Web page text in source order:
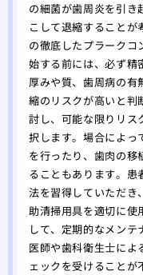
の細菌が歯周炎を引
こして退縮すること
の徹底したプラークコ
始する前には、必ず精
厚みや質、歯周病の有
縮のリスクが高いと判
討し、可能な限りリス
択します。場合によっ
を行ったり、歯肉の
ることもあります。
法を習得していただき
助清掃用具を適切に使
して、定期的なメン
医師や歯科衛生士によ
ェックを受けること